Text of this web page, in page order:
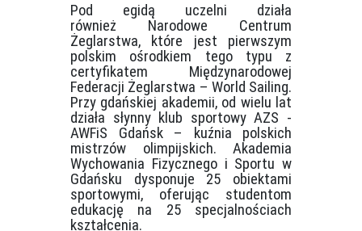
Pod egidą uczelni działa
również Narodowe Centrum
Żeglarstwa, które jest pierwszym
polskim ośrodkiem tego typu z
certyfikatem Międzynarodowej
Federacji Żeglarstwa – World Sailing.
Przy gdańskiej akademii, od wielu lat
działa słynny klub sportowyAZS -
AWFiS Gdańsk– kuźnia polskich
mistrzów olimpijskich. Akademia
Wychowania Fizycznego i Sportu w
Gdańsku dysponuje 25 obiektami
sportowymi, oferując studentom
edukację na 25 specjalnościach
kształcenia.